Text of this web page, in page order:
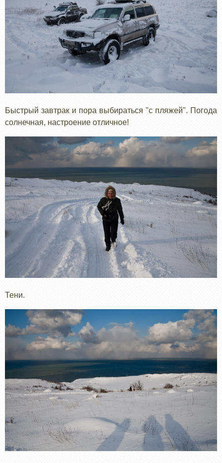
Быстрый завтрак и пора выбираться "с пляжей". Погода
солнечная, настроение отличное!
Тени.